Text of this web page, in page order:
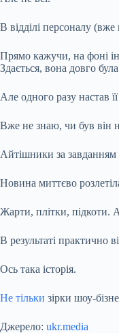
В відділі персоналу
Прямо кажучи, на фоні
Здається, вона довго
Але одного разу настав
Вже не знаю, чи був він
Айтішники за завданням
Новина миттєво
Жарти, плітки, підкоти.
В результаті практично
Ось така історія.
Не тільки зірки шоу-
Джерело: ukr.media